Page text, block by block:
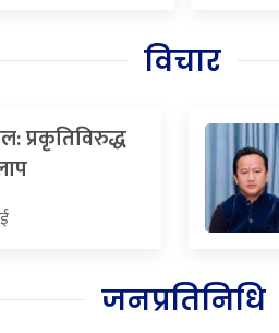
विचार
प्रकृतिविरुद्ध
जनप्रतिनिधि